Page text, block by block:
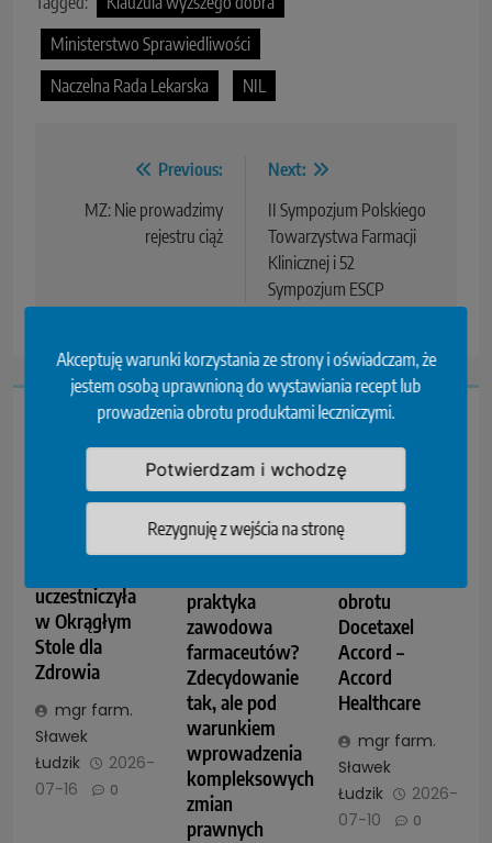
Akceptuję warunki korzystania ze strony i oświadczam, że
jestem osobą uprawnioną do wystawiania recept lub
prowadzenia obrotu produktami leczniczymi.
Potwierdzam i wchodzę
Rezygnuję z wejścia na stronę
Ministerstwo Sprawiedliwości
Naczelna Rada Lekarska
NIL
Previous:
MZ: Nie prowadzimy
rejestru ciąż
Next:
II Sympozjum Polskiego
Towarzystwa Farmacji
Klinicznej i 52
Sympozjum ESCP
Przeczytaj...
uczestniczyła
w Okrągłym
Stole dla
Zdrowia
mgr farm.
Sławek
Łudzik
2026-
07-16
0
praktyka
zawodowa
farmaceutów?
Zdecydowanie
tak, ale pod
warunkiem
wprowadzenia
kompleksowych
zmian
prawnych
obrotu
Docetaxel
Accord –
Accord
Healthcare
mgr farm.
Sławek
Łudzik
2026-
07-10
0